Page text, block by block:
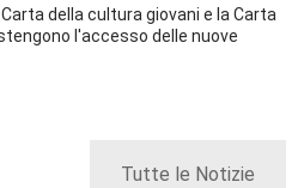
della cultura giovani e la Carta
l'accesso delle nuove
Tutte le Notizie